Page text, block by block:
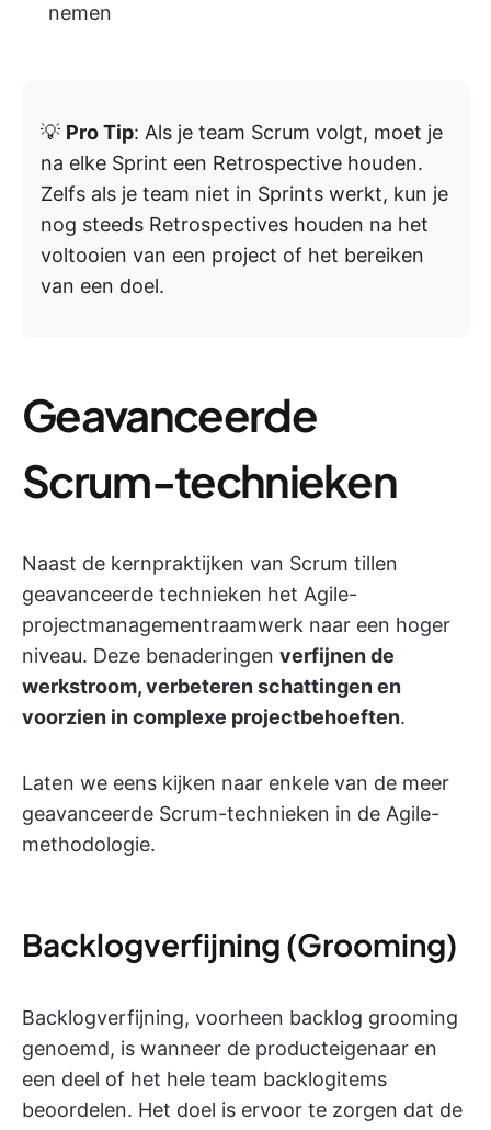
nemen
💡 Pro Tip: Als je team Scrum volgt, moet je
na elke Sprint een Retrospective houden.
Zelfs als je team niet in Sprints werkt, kun je
nog steeds Retrospectives houden na het
voltooien van een project of het bereiken
van een doel.
Geavanceerde
Scrum-technieken
Naast de kernpraktijken van Scrum tillen
geavanceerde technieken het Agile-
projectmanagementraamwerk naar een hoger
niveau. Deze benaderingen verfijnen de
werkstroom, verbeteren schattingen en
voorzien in complexe projectbehoeften.
Laten we eens kijken naar enkele van de meer
geavanceerde Scrum-technieken in de Agile-
methodologie.
Backlogverfijning (Grooming)
Backlogverfijning, voorheen backlog grooming
genoemd, is wanneer de producteigenaar en
een deel of het hele team backlogitems
beoordelen. Het doel is ervoor te zorgen dat de